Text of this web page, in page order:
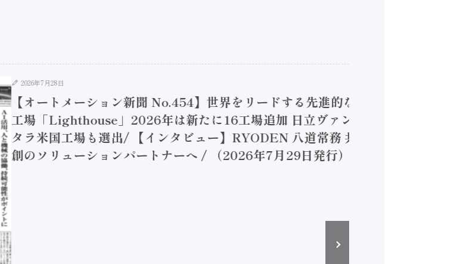
2026年7月28日
【オートメーション新聞 No.454】世界をリードする先進的な
工場「Lighthouse」2026年は新たに16工場追加 日立ヴァン
タラ米国工場も選出/ 【インタビュー】RYODEN 八道常務 共
創のソリューションパートナーへ / （2026年7月29日発行）